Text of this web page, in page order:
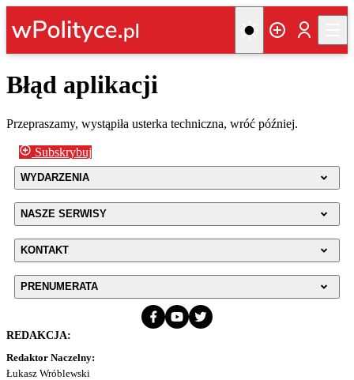
Błąd aplikacji
Przepraszamy, wystąpiła usterka techniczna, wróć później.
Subskrybuj
WYDARZENIA
NASZE SERWISY
KONTAKT
PRENUMERATA
REDAKCJA:
Redaktor Naczelny:
Łukasz Wróblewski